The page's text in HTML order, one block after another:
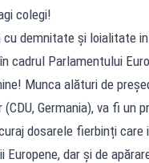
colegi!
demnitate și loialitate
cadrul Parlamentului
Munca alături de
Germania), va fi un
dosarele fierbinți care
Europene, dar și de